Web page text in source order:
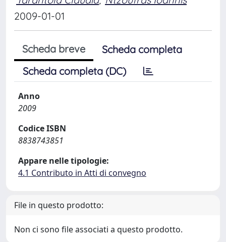
2009-01-01
Scheda breve
Scheda completa
Scheda completa (DC)
Anno
2009
Codice ISBN
8838743851
Appare nelle tipologie:
4.1 Contributo in Atti di convegno
File in questo prodotto:
Non ci sono file associati a questo prodotto.